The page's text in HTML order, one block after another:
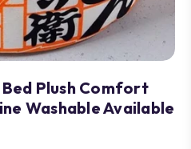
Plush Comfort
Washable Available